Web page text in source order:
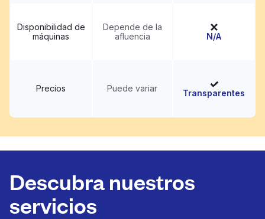
Disponibilidad de
máquinas
Depende de la
afluencia
N/A
Precios Puede variar Transparentes
Descubra nuestros
servicios